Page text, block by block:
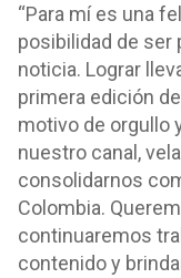
“Para mí es una
posibilidad de ser
noticia. Lograr
primera edición
motivo de orgullo
nuestro canal,
consolidarnos
Colombia.
continuaremos
contenido y